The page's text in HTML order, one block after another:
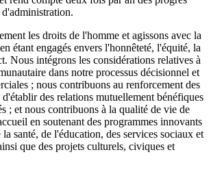
d'administration.
les droits de l'homme et agissons avec la
étant engagés envers l'honnêteté, l'équité, la
Nous intégrons les considérations relatives à
dans notre processus décisionnel et
; nous contribuons au renforcement des
des relations mutuellement bénéfiques
; et nous contribuons à la qualité de vie de
en soutenant des programmes innovants
la santé, de l'éducation, des services sociaux et
que des projets culturels, civiques et